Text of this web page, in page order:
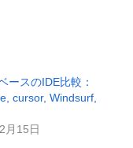
ースのIDE比較：
cursor, Windsurf,
月15日